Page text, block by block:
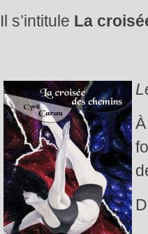
Il s’intitule La